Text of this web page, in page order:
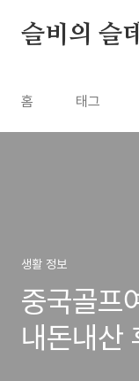
슬비의 슬
홈 태그
생활 정보
중국골프
내돈내산